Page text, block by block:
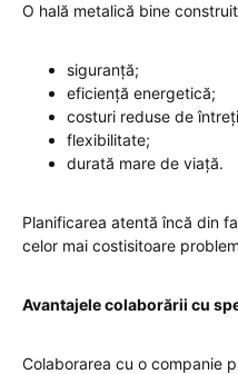
O hală metalică bine
siguranță;
eficiență energetică;
costuri reduse de
flexibilitate;
durată mare de viață.
Planificarea atentă încă din
celor mai costisitoare
Avantajele colaborării cu
Colaborarea cu o companie